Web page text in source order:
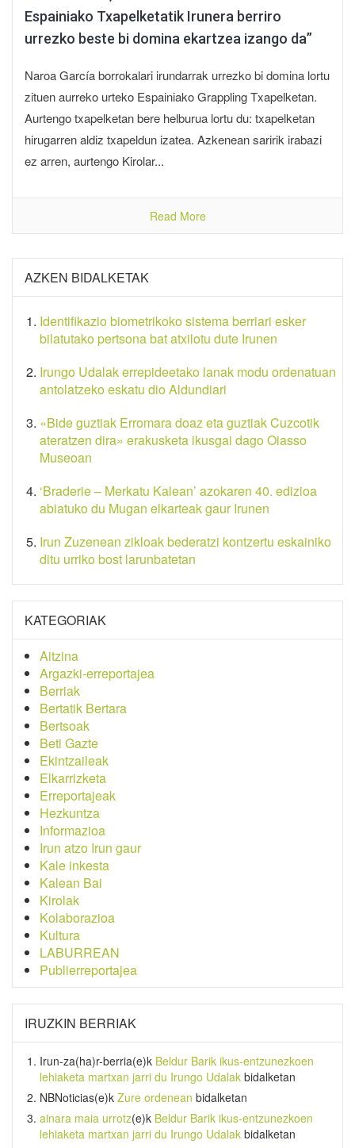
Espainiako Txapelketatik Irunera berriro
urrezko beste bi domina ekartzea izango da”
Naroa García borrokalari irundarrak urrezko bi domina lortu
zituen aurreko urteko Espainiako Grappling Txapelketan.
Aurtengo txapelketan bere helburua lortu du: txapelketan
hirugarren aldiz txapeldun izatea. Azkenean saririk irabazi
ez arren, aurtengo Kirolar...
Read More
AZKEN BIDALKETAK
Identifikazio biometrikoko sistema berriari esker
bilatutako pertsona bat atxilotu dute Irunen
Irungo Udalak errepideetako lanak modu ordenatuan
antolatzeko eskatu dio Aldundiari
«Bide guztiak Erromara doaz eta guztiak Cuzcotik
ateratzen dira» erakusketa ikusgai dago Oiasso
Museoan
‘Braderie – Merkatu Kalean’ azokaren 40. edizioa
abiatuko du Mugan elkarteak gaur Irunen
Irun Zuzenean zikloak bederatzi kontzertu eskainiko
ditu urriko bost larunbatetan
KATEGORIAK
Aitzina
Argazki-erreportajea
Berriak
Bertatik Bertara
Bertsoak
Beti Gazte
Ekintzaileak
Elkarrizketa
Erreportajeak
Hezkuntza
Informazioa
Irun atzo Irun gaur
Kale inkesta
Kalean Bai
Kirolak
Kolaborazioa
Kultura
LABURREAN
Publierreportajea
IRUZKIN BERRIAK
Irun-za(ha)r-berria(e)k Beldur Barik ikus-entzunezkoen
lehiaketa martxan jarri du Irungo Udalak bidalketan
NBNoticias(e)k Zure ordenean bidalketan
ainara maia urrotz(e)k Beldur Barik ikus-entzunezkoen
lehiaketa martxan jarri du Irungo Udalak bidalketan